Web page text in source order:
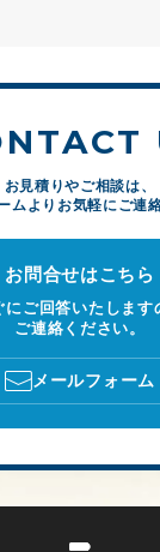
お見積りやご相談は、
ムよりお気軽にご連
お問合せはこちら
にご回答いたします
ご連絡ください。
メールフォーム